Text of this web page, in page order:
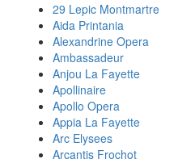
29 Lepic Montmartre
Aida Printania
Alexandrine Opera
Ambassadeur
Anjou La Fayette
Apollinaire
Apollo Opera
Appia La Fayette
Arc Elysees
Arcantis Frochot